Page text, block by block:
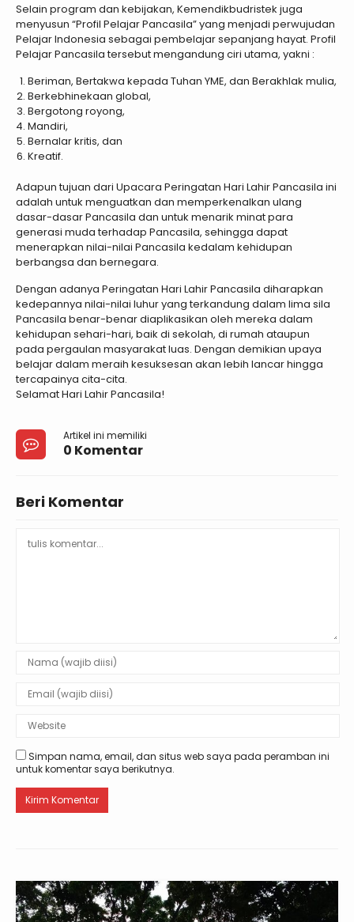
Selain program dan kebijakan, Kemendikbudristek juga
menyusun “Profil Pelajar Pancasila” yang menjadi perwujudan
Pelajar Indonesia sebagai pembelajar sepanjang hayat. Profil
Pelajar Pancasila tersebut mengandung ciri utama, yakni :
Beriman, Bertakwa kepada Tuhan YME, dan Berakhlak mulia,
Berkebhinekaan global,
Bergotong royong,
Mandiri,
Bernalar kritis, dan
Kreatif.
Adapun tujuan dari Upacara Peringatan Hari Lahir Pancasila ini
adalah untuk menguatkan dan memperkenalkan ulang
dasar-dasar Pancasila dan untuk menarik minat para
generasi muda terhadap Pancasila, sehingga dapat
menerapkan nilai-nilai Pancasila kedalam kehidupan
berbangsa dan bernegara.
Dengan adanya Peringatan Hari Lahir Pancasila diharapkan
kedepannya nilai-nilai luhur yang terkandung dalam lima sila
Pancasila benar-benar diaplikasikan oleh mereka dalam
kehidupan sehari-hari, baik di sekolah, di rumah ataupun
pada pergaulan masyarakat luas. Dengan demikian upaya
belajar dalam meraih kesuksesan akan lebih lancar hingga
tercapainya cita-cita.
Selamat Hari Lahir Pancasila!
Artikel ini memiliki
0 Komentar
Beri Komentar
Simpan nama, email, dan situs web saya pada peramban ini
untuk komentar saya berikutnya.